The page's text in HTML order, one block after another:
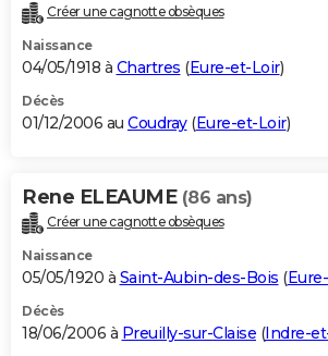
Créer une cagnotte obsèques
Naissance
04/05/1918 à Chartres (Eure-et-Loir)
Décès
01/12/2006 au Coudray(Eure-et-Loir)
Rene ELEAUME (86 ans)
Créer une cagnotte obsèques
Naissance
05/05/1920 à Saint-Aubin-des-Bois (
Décès
18/06/2006 à Preuilly-sur-Claise (Indre-